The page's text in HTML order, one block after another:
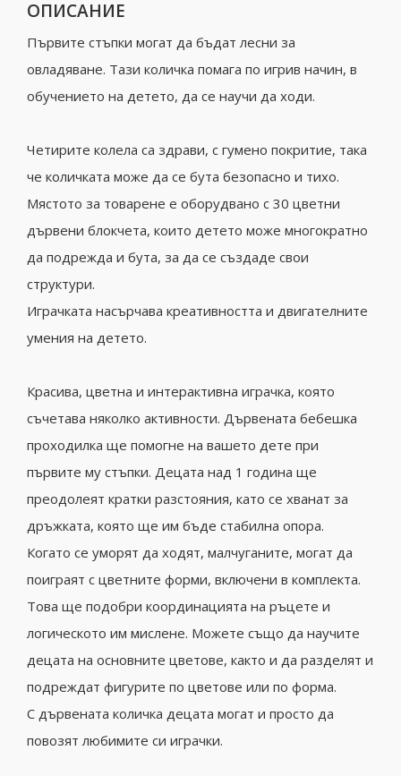
ОПИСАНИЕ
Първите стъпки могат да бъдат лесни за
овладяване. Тази количка помага по игрив начин, в
обучението на детето, да се научи да ходи.
Четирите колела са здрави, с гумено покритие, така
че количката може да се бута безопасно и тихо.
Мястото за товарене е оборудвано с 30 цветни
дървени блокчета, които детето може многократно
да подрежда и бута, за да се създаде свои
структури.
Играчката насърчава креативността и двигателните
умения на детето.
Красива, цветна и интерактивна играчка, която
съчетава няколко активности. Дървената бебешка
проходилка ще помогне на вашето дете при
първите му стъпки. Децата над 1 година ще
преодолеят кратки разстояния, като се хванат за
дръжката, която ще им бъде стабилна опора.
Когато се уморят да ходят, малчуганите, могат да
поиграят с цветните форми, включени в комплекта.
Това ще подобри координацията на ръцете и
логическото им мислене. Можете също да научите
децата на основните цветове, както и да разделят и
подреждат фигурите по цветове или по форма.
С дървената количка децата могат и просто да
повозят любимите си играчки.